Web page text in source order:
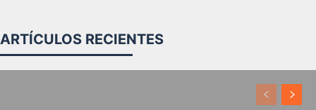
ARTÍCULOS RECIENTES